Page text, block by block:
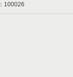
100026